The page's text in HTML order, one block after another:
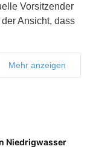
Vorsitzender
Ansicht, dass
Mehr anzeigen
Niedrigwasser